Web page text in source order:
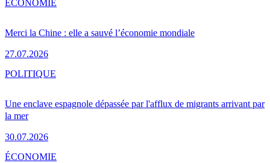
Merci la Chine : elle a sauvé l’économie mondiale
27.07.2026
ÉCONOMIE
Une enclave espagnole dépassée par l'afflux de migrants arrivant par
la mer
30.07.2026
POLITIQUE
ÉCONOMIE